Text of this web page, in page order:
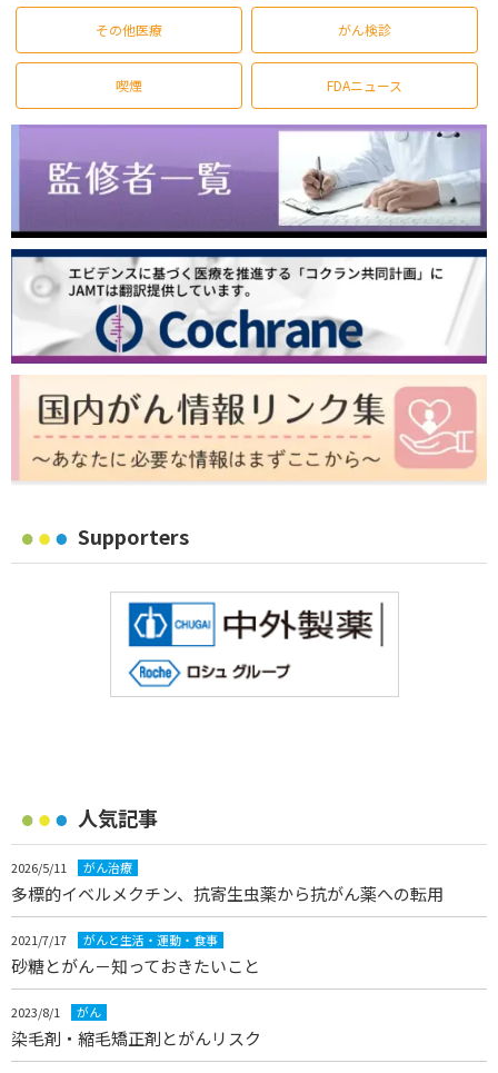
その他医療 がん検診
喫煙 FDAニュース
Supporters
人気記事
2026/5/11 がん治療
多標的イベルメクチン、抗寄生虫薬から抗がん薬への転用
2021/7/17 がんと生活・運動・食事
砂糖とがん－知っておきたいこと
2023/8/1 がん
染毛剤・縮毛矯正剤とがんリスク